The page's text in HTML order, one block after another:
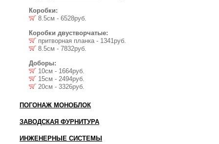
Коробки:
8.5см - 6528руб.
Коробки двустворчатые:
притворная планка - 1341руб.
8.5см - 7832руб.
Доборы:
10см - 1664руб.
15см - 2494руб.
20см - 3326руб.
ПОГОНАЖ МОНОБЛОК
ЗАВОДСКАЯ ФУРНИТУРА
ИНЖЕНЕРНЫЕ СИСТЕМЫ